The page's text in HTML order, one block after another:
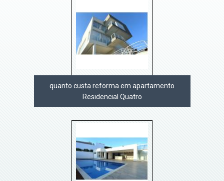
quanto custa reforma em apartamento
Residencial Quatro